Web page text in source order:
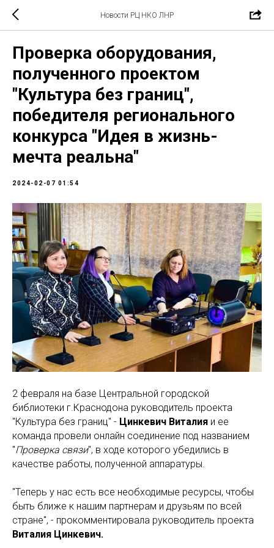
Новости РЦ НКО ЛНР
Проверка оборудования,
полученного проектом
"Культура без границ",
победителя регионального
конкурса "Идея в жизнь-
мечта реальна"
2024-02-07 01:54
2 февраля на базе Центральной городской
библиотеки г.Краснодона руководитель проекта
"Культура без границ" - Цинкевич Виталия и ее
команда провели онлайн соединение под названием
"Проверка связи", в ходе которого убедились в
качестве работы, полученной аппаратуры.
"Теперь у нас есть все необходимые ресурсы, чтобы
быть ближе к нашим партнерам и друзьям по всей
стране", - прокомментировала руководитель проекта
Виталия Цинкевич.